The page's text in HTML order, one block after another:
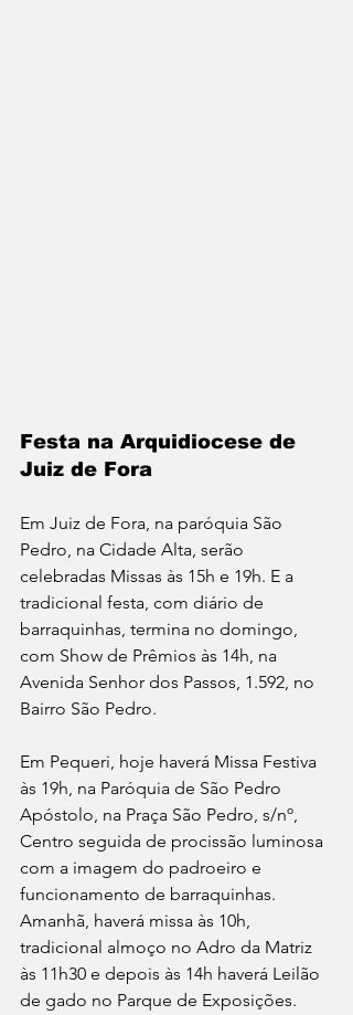
Festa na Arquidiocese de
Juiz de Fora
Em Juiz de Fora, na paróquia São
Pedro, na Cidade Alta, serão
celebradas Missas às 15h e 19h. E a
tradicional festa, com diário de
barraquinhas, termina no domingo,
com Show de Prêmios às 14h, na
Avenida Senhor dos Passos, 1.592, no
Bairro São Pedro.
Em Pequeri, hoje haverá Missa Festiva
às 19h, na Paróquia de São Pedro
Apóstolo, na Praça São Pedro, s/nº,
Centro seguida de procissão luminosa
com a imagem do padroeiro e
funcionamento de barraquinhas.
Amanhã, haverá missa às 10h,
tradicional almoço no Adro da Matriz
às 11h30 e depois às 14h haverá Leilão
de gado no Parque de Exposições.